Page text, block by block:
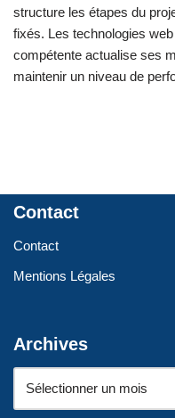
structure les étapes du
fixés. Les technologies
compétente actualise ses
maintenir un niveau de
Contact
Contact
Mentions Légales
Archives